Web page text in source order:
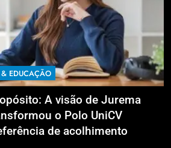
EDUCAÇÃO
A visão de Jurema
o Polo UniCV
de acolhimento